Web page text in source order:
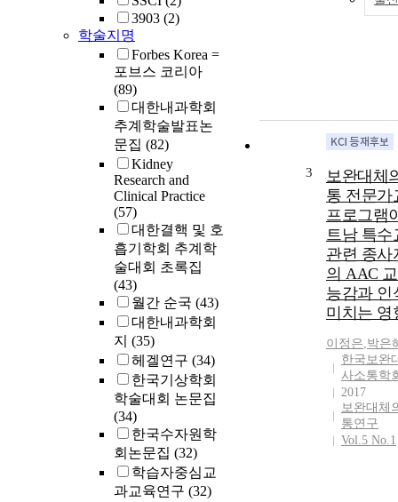
3903 (2)
학술지명
Forbes Korea =
포브스 코리아
(89)
대한내과학회
추계학술발표논
문집 (82)
Kidney
Research and
Clinical Practice
(57)
대한결핵 및 호
흡기학회 추계학
술대회 초록집
(43)
월간 순국 (43)
대한내과학회
지 (35)
헤겔연구 (34)
한국기상학회
학술대회 논문집
(34)
한국수자원학
회논문집 (32)
학습자중심교
과교육연구 (32)
3
보완대체
통 전문가
프로그램
트남 특수
관련 종사
의 AAC
능감과 인
미치는 영
이정은,박은
한국보완
사소통학
2017
보완대체
통연구
Vol.5 No.1